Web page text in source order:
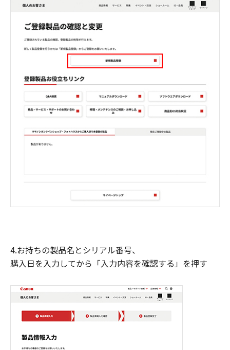
4.お持ちの製品名とシリアル番号、
購入日を入力してから「入力内容を確認する」を押す